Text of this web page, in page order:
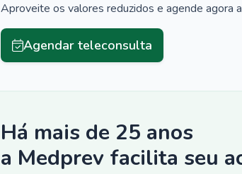
Aproveite os valores reduzidos e agende agora
Agendar teleconsulta
Há mais de 25 anos
a Medprev facilita seu